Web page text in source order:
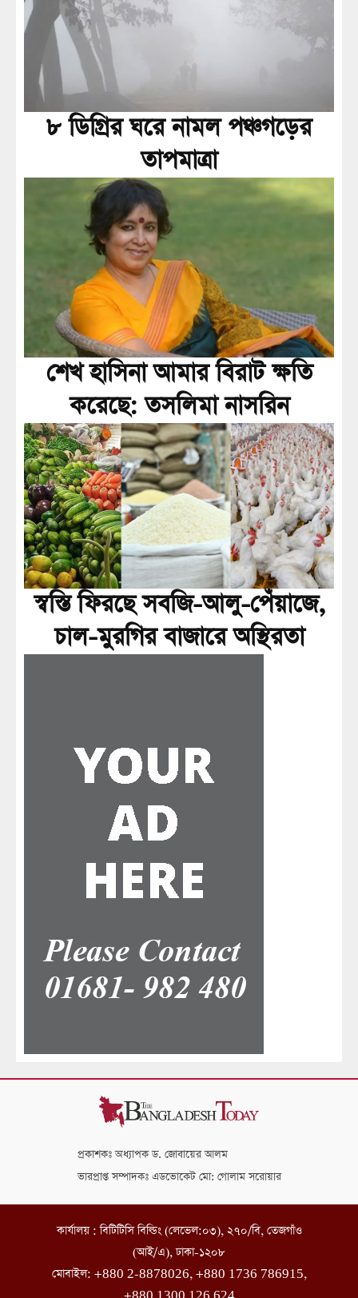
৮ ডিগ্রির ঘরে নামল পঞ্চগড়ের
তাপমাত্রা
শেখ হাসিনা আমার বিরাট ক্ষতি
করেছে: তসলিমা নাসরিন
স্বস্তি ফিরছে সবজি-আলু-পেঁয়াজে,
চাল-মুরগির বাজারে অস্থিরতা
প্রকাশকঃ অধ্যাপক ড. জোবায়ের আলম
ভারপ্রাপ্ত সম্পাদকঃ এডভোকেট মো: গোলাম সরোয়ার
কার্যালয় : বিটিটিসি বিল্ডিং (লেভেল:০৩), ২৭০/বি, তেজগাঁও
(আই/এ), ঢাকা-১২০৮
মোবাইল: +880 2-8878026, +880 1736 786915,